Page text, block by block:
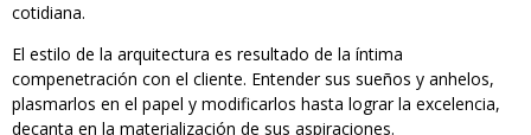
cotidiana.
El estilo de la arquitectura es resultado de la íntima
compenetración con el cliente. Entender sus sueños y anhelos,
plasmarlos en el papel y modificarlos hasta lograr la excelencia,
decanta en la materialización de sus aspiraciones.